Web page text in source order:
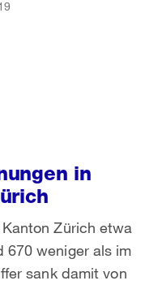
in
Zürich etwa
670 weniger als im
sank damit von